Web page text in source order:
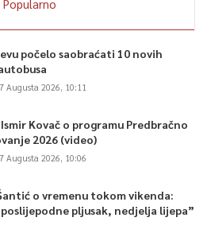
Popularno
počelo saobraćati 10 novih
Augusta 2026, 10:11
Kovač o programu Predbračno
2026 (video)
Augusta 2026, 10:06
o vremenu tokom vikenda:
pljusak, nedjelja lijepa”